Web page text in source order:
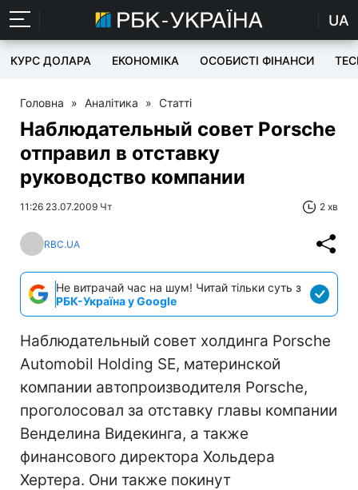
UA
КУРС ДОЛАРА ЕКОНОМІКА ОСОБИСТІ ФІНАНСИ
Головна » Аналітика » Статті
Наблюдательный совет Porsche
отправил в отставку
руководство компании
11:26 23.07.2009 Чт 2 хв
RBC.UA
Не витрачай час на шум! Читай тільки суть з
РБК-Україна у Google
Наблюдательный совет холдинга Porsche
Automobil Holding SE, материнской
компании автопроизводителя Porsche,
проголосовал за отставку главы компании
Венделина Видекинга, а также
финансового директора Хольдера
Хертера. Они также покинут